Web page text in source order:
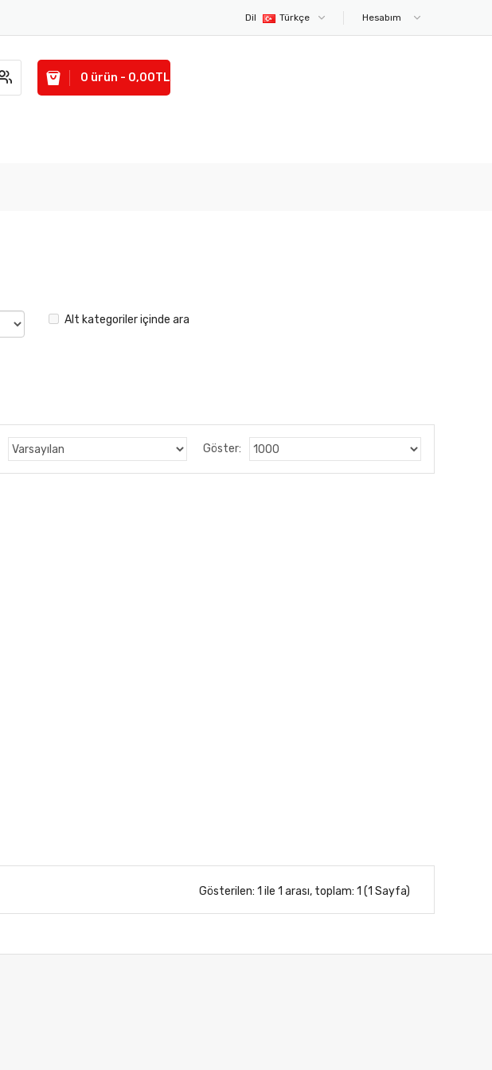
Dil Türkçe Hesabım
0 ürün - 0,00TL
Alt kategoriler içinde ara
Göster:
Gösterilen: 1 ile 1 arası, toplam: 1 (1 Sayfa)